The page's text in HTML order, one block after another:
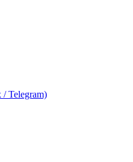
Telegram)